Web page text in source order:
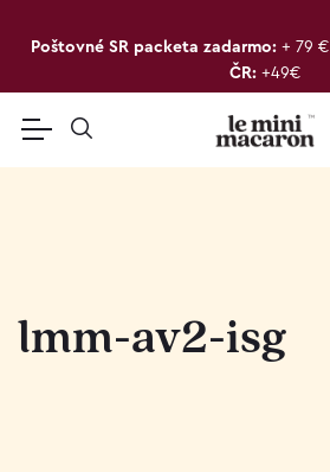
Poštovné SR packeta zadarmo: + 79 €
ČR: +49€
lmm-av2-isg